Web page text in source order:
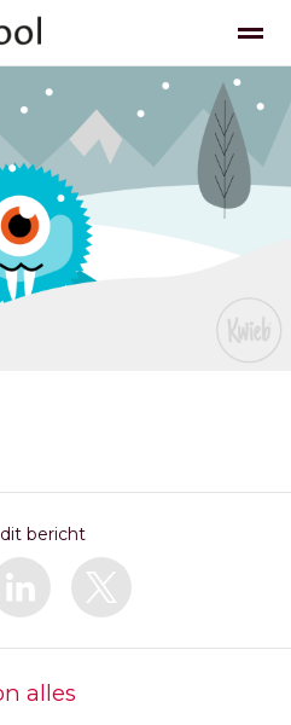
Pagina's
bericht
alles